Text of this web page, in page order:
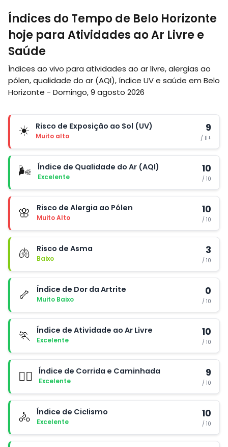
Índices do Tempo de Belo Horizonte
hoje para Atividades ao Ar Livre e
Saúde
Índices ao vivo para atividades ao ar livre, alergias ao
pólen, qualidade do ar (AQI), índice UV e saúde em Belo
Horizonte - Domingo, 9 agosto 2026
☀️ Risco de Exposição ao Sol (UV)
Muito alto
9
/ 11+
🌬️ Índice de Qualidade do Ar (AQI)
Excelente
10
/ 10
🌸 Risco de Alergia ao Pólen
Muito Alto
10
/ 10
🫁 Risco de Asma
Baixo
3
/ 10
🦴 Índice de Dor da Artrite
Muito Baixo
0
/ 10
🏃 Índice de Atividade ao Ar Livre
Excelente
10
/ 10
🏃‍♂️ Índice de Corrida e Caminhada
Excelente
9
/ 10
🚴 Índice de Ciclismo
Excelente
10
/ 10